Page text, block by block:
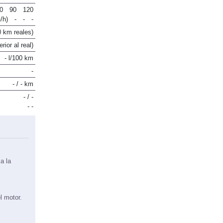
90
120
h)
- -
-
km reales)
al real)
- l/100 km
-
- / - km
- / -
- -
la
motor.